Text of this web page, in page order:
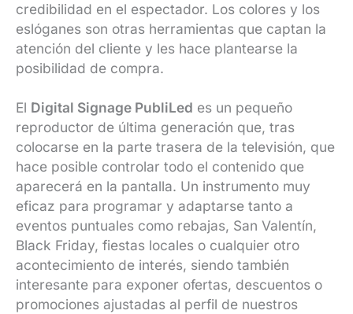
credibilidad en el espectador. Los colores y los
eslóganes son otras herramientas que captan la
atención del cliente y les hace plantearse la
posibilidad de compra.
El Digital Signage PubliLed es un pequeño
reproductor de última generación que, tras
colocarse en la parte trasera de la televisión, que
hace posible controlar todo el contenido que
aparecerá en la pantalla. Un instrumento muy
eficaz para programar y adaptarse tanto a
eventos puntuales como rebajas, San Valentín,
Black Friday, fiestas locales o cualquier otro
acontecimiento de interés, siendo también
interesante para exponer ofertas, descuentos o
promociones ajustadas al perfil de nuestros